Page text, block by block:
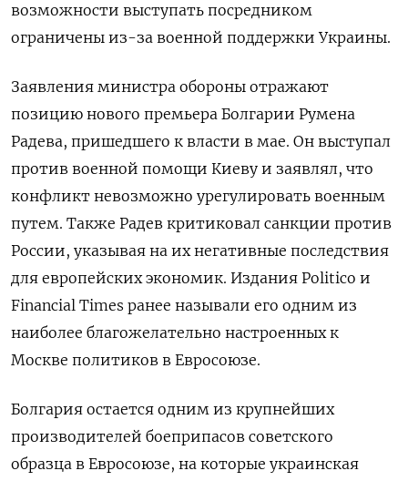
возможности выступать посредником
ограничены из-за военной поддержки Украины.
Заявления министра обороны отражают
позицию нового премьера Болгарии Румена
Радева, пришедшего к власти в мае. Он выступал
против военной помощи Киеву и заявлял, что
конфликт невозможно урегулировать военным
путем. Также Радев критиковал санкции против
России, указывая на их негативные последствия
для европейских экономик. Издания Politico и
Financial Times ранее называли его одним из
наиболее благожелательно настроенных к
Москве политиков в Евросоюзе.
Болгария остается одним из крупнейших
производителей боеприпасов советского
образца в Евросоюзе, на которые украинская